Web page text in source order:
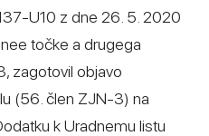
U10 z dne 26. 5. 2020
točke a drugega
zagotovil objavo
(56. člen ZJN-3) na
k Uradnemu listu